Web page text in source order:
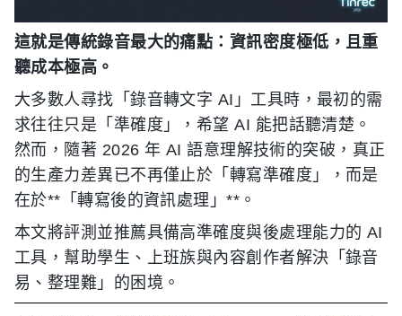
這就是傳統錄音最大的痛點：資訊密度極低，且重
聽成本極高。
大多數人尋找「錄音轉文字 AI」工具時，最初的需
求往往只是「準確度」，希望 AI 能把話聽清楚。
然而，隨著 2026 年 AI 語意理解技術的突破，真正
的生產力差異已不再僅止於「轉寫準確度」，而是
在於**「轉寫後的資訊處理」**。
本文將評測並推薦具備高準確度與後處理能力的 AI
工具，幫助學生、上班族與內容創作者解決「錄音
易、整理難」的困境。